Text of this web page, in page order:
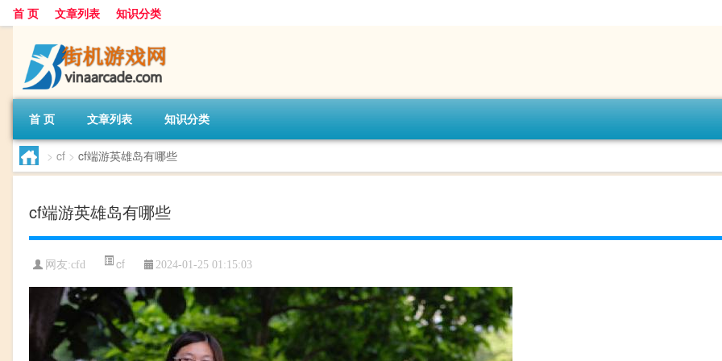
首 页 文章列表 知识分类
首 页 文章列表 知识分类
> cf > cf端游英雄岛有哪些
cf端游英雄岛有哪些
网友:cfd cf 2024-01-25 01:15:03